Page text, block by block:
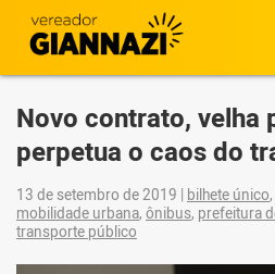
Novo contrato, velha
perpetua o caos do
13 de setembro de 2019 | bilhete único,
mobilidade urbana, ônibus, prefeitura
transporte público